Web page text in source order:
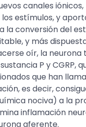
canales
estímulos, y
la conversión del
y más
oír, la
P y CGRP,
que han
es decir,
nociva) a la
inflamación
aferente.